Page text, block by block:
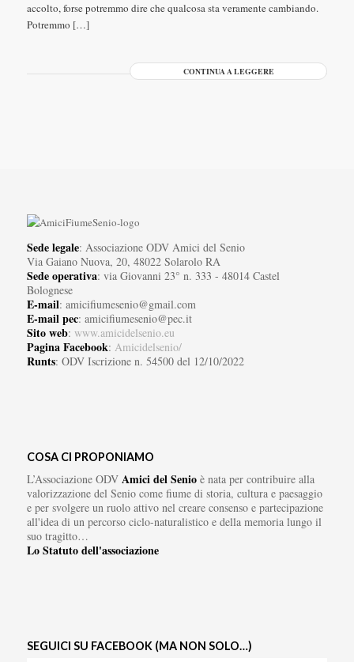
accolto, forse potremmo dire che qualcosa sta veramente cambiando.
Potremmo […]
CONTINUA A LEGGERE
Sede legale: Associazione ODV Amici del Senio
Via Gaiano Nuova, 20, 48022 Solarolo RA
Sede operativa: via Giovanni 23° n. 333 - 48014 Castel
Bolognese
E-mail: amicifiumesenio@gmail.com
E-mail pec: amicifiumesenio@pec.it
Sito web: www.amicidelsenio.eu
Pagina Facebook: Amicidelsenio/
Runts: ODV Iscrizione n. 54500 del 12/10/2022
COSA CI PROPONIAMO
L’Associazione ODV Amici del Senioè nata per contribuire alla
valorizzazione del Senio come fiume di storia, cultura e paesaggio
e per svolgere un ruolo attivo nel creare consenso e partecipazione
all'idea di un percorso ciclo-naturalistico e della memoria lungo il
suo tragitto…
Lo Statuto dell'associazione
SEGUICI SU FACEBOOK (MA NON SOLO…)